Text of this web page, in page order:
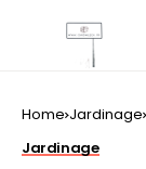
Home Jardinage
Jardinage